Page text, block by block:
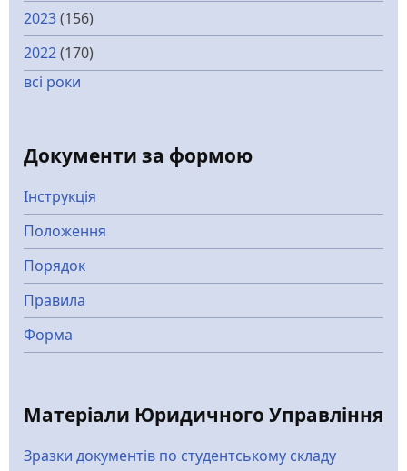
2023(156)
2022(170)
всі роки
Документи за формою
Інструкція
Положення
Порядок
Правила
Форма
Матеріали Юридичного Управління
Зразки документів по студентському складу